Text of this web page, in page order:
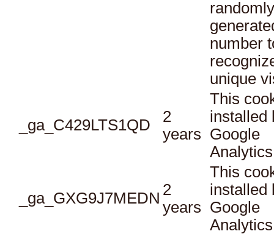
randomly
number
unique
_ga_C429LTS1QD
2
years
This
installed
Google
_ga_GXG9J7MEDN 2
years
This
installed
Google